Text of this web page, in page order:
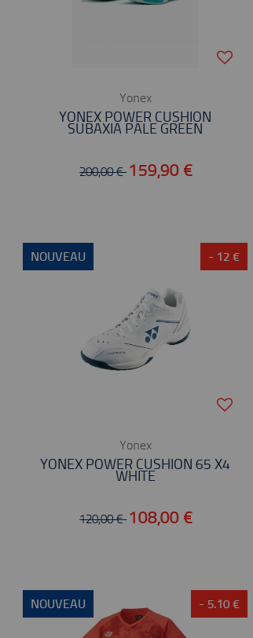
Yonex
YONEX POWER CUSHION
SUBAXIA PALE GREEN
200,00 €159,90 €
NOUVEAU - 12 €
Yonex
YONEX POWER CUSHION 65 X4
WHITE
120,00 €108,00 €
NOUVEAU - 5.10 €